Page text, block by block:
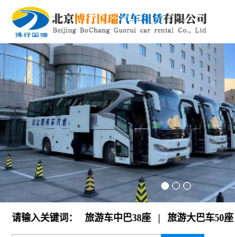
请输入关键词： 旅游车中巴38座 | 旅游大巴车50座